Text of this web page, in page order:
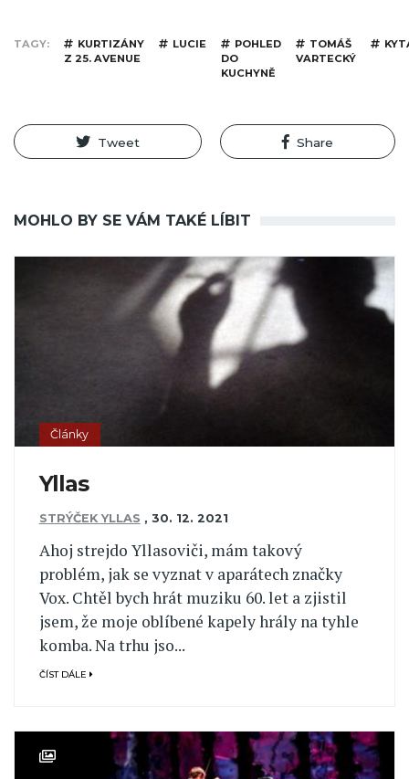
TAGY
KURTIZÁNY
Z 25. AVENUE
LUCIE
POHLED
DO
KUCHYNĚ
TOMÁŠ
VARTECKÝ
Tweet Share
MOHLO BY SE VÁM TAKÉ LÍBIT
Články
Yllas
STRÝČEK YLLAS , 30. 12. 2021
Ahoj strejdo Yllasoviči, mám takový
problém, jak se vyznat v aparátech značky
Vox. Chtěl bych hrát muziku 60. let a zjistil
jsem, že moje oblíbené kapely hrály na tyhle
komba. Na trhu jso...
ČÍST DÁLE